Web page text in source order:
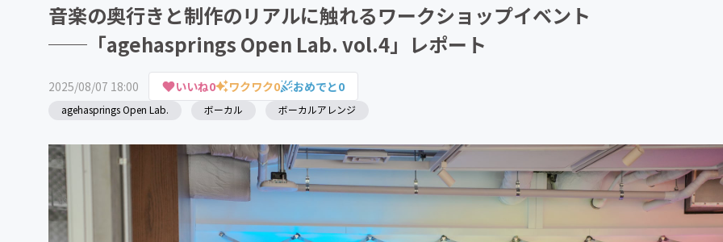
音楽の奥行きと制作のリアルに触れるワークショップイベント
──「agehasprings Open Lab. vol.4」レポート
2025/08/07 18:00 いいね0 ワクワク0 おめでと0
agehasprings Open Lab. ボーカル ボーカルアレンジ